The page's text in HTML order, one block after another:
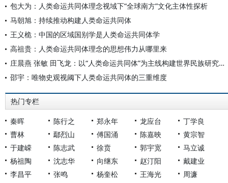
包大为：人类命运共同体理念视域下“全球南方”文化主体性探析
马朝旭：持续推动构建人类命运共同体
王义桅：中国的区域国别学是人类命运共同体学
高祖贵：人类命运共同体理念的思想伟力从哪里来
庄晨燕 张敏 田飞龙：以“人类命运共同体”为主线构建世界民族研究自主知识体系
邵宇：唯物史观视阈下人类命运共同体的三重维度
热门专栏
秦晖 陈行之 郑永年 龙应台
丁学良
曹林
鄢烈山 傅国涌 陈嘉映
黄宗智
于建嵘
陈志武 徐贲 郭宇宽
马立诚
杨祖陶
沈志华 向继东 赵汀阳
戴建业
李昌平
张鸣 杨奎松 王海光
周濂